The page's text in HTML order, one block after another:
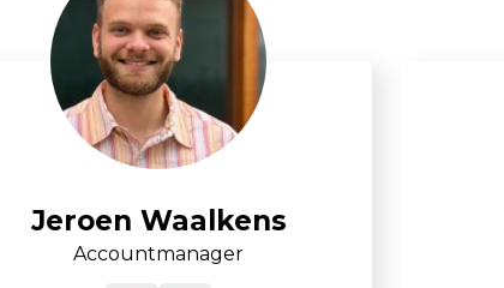
Jeroen Waalkens
Accountmanager